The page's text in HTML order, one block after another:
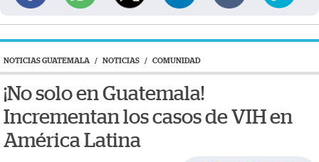
NOTICIAS GUATEMALA / NOTICIAS / COMUNIDAD
¡No solo en Guatemala!
Incrementan los casos de VIH en
América Latina